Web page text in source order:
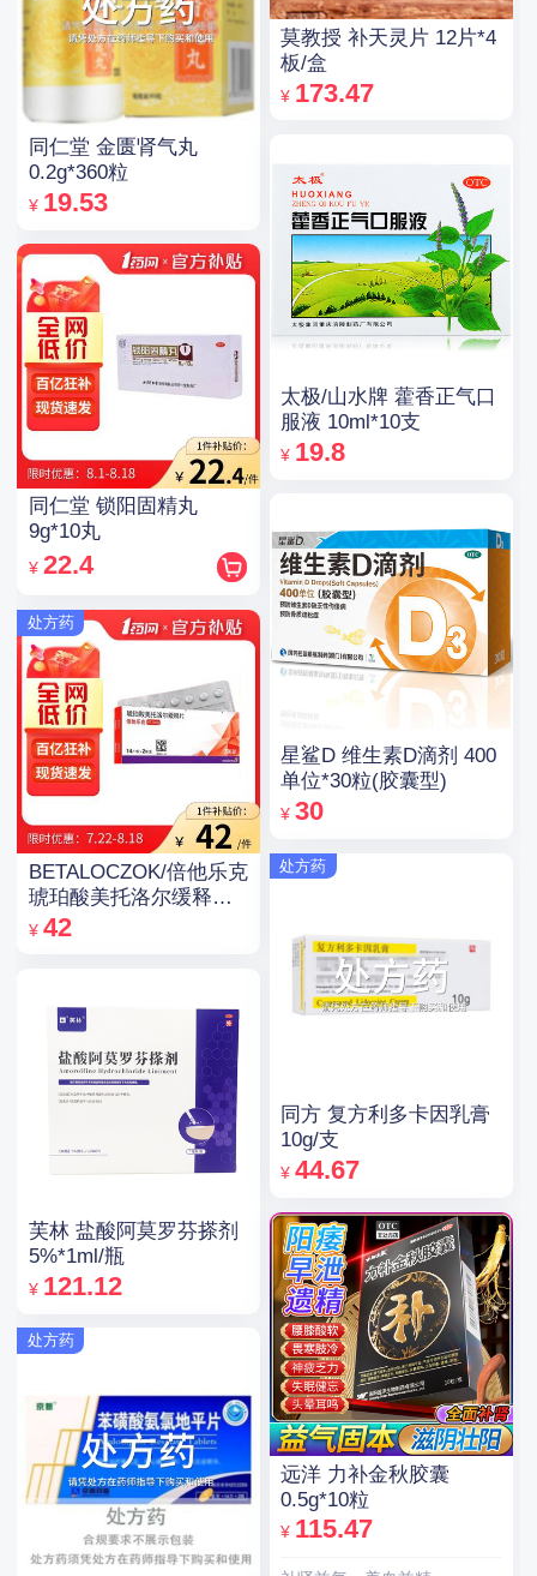
同仁堂 金匮肾气丸
0.2g*360粒
¥ 19.53
同仁堂 锁阳固精丸
9g*10丸
¥ 22.4
处方药
BETALOCZOK/倍他乐克
琥珀酸美托洛尔缓释片
47.5mg*14片*2板
¥ 42
芙林 盐酸阿莫罗芬搽剂
5%*1ml/瓶
¥ 121.12
处方药
莫教授 补天灵片 12片*4
板/盒
¥ 173.47
太极/山水牌 藿香正气口
服液 10ml*10支
¥ 19.8
星鲨D 维生素D滴剂 400
单位*30粒(胶囊型)
¥ 30
处方药
同方 复方利多卡因乳膏
10g/支
¥ 44.67
远洋 力补金秋胶囊
0.5g*10粒
¥ 115.47